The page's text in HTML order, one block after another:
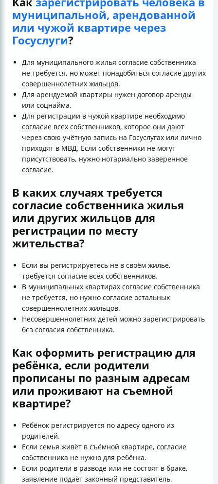
муниципальной, арендованной
или чужой квартире через
Госуслуги?
Для муниципального жилья согласие собственника
не требуется, но может понадобиться согласие других
совершеннолетних жильцов.
Для арендуемой квартиры нужен договор аренды
или соцнайма.
Для регистрации в чужой квартире необходимо
согласие всех собственников, которое они дают
через свою учётную запись на Госуслугах или лично
приходят в МВД. Если собственники не могут
присутствовать, нужно нотариально заверенное
согласие.
В каких случаях требуется
согласие собственника жилья
или других жильцов для
регистрации по месту
жительства?
Если вы регистрируетесь не в своём жилье,
требуется согласие всех собственников.
В муниципальных квартирах согласие собственника
не требуется, но нужно согласие остальных
совершеннолетних жильцов.
Несовершеннолетних детей можно зарегистрировать
без согласия собственника.
Как оформить регистрацию для
ребёнка, если родители
прописаны по разным адресам
или проживают на съемной
квартире?
Ребёнок регистрируется по адресу одного из
родителей.
Если семья живёт в съёмной квартире, согласие
собственника не нужно для ребёнка.
Если родители в разводе или не состоят в браке,
заявление подаёт законный представитель.